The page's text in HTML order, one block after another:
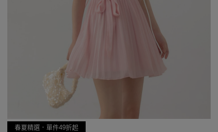
春夏精選．單件49折起